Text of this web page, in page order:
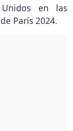
en las
París 2024.